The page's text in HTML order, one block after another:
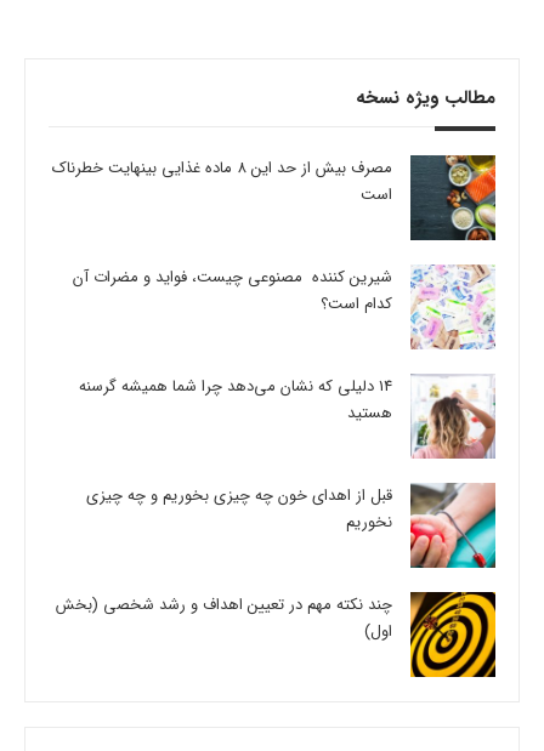
مطالب ویژه نسخه
مصرف بیش از حد این 8 ماده غذایی بینهایت خطرناک
است
شیرین کننده مصنوعی چیست، فواید و مضرات آن
کدام است؟
14 دلیلی که نشان می‌دهد چرا شما همیشه گرسنه
هستید
قبل از اهدای خون چه چیزی بخوریم و چه چیزی
نخوریم
چند نکته مهم در تعیین اهداف و رشد شخصی (بخش
اول)